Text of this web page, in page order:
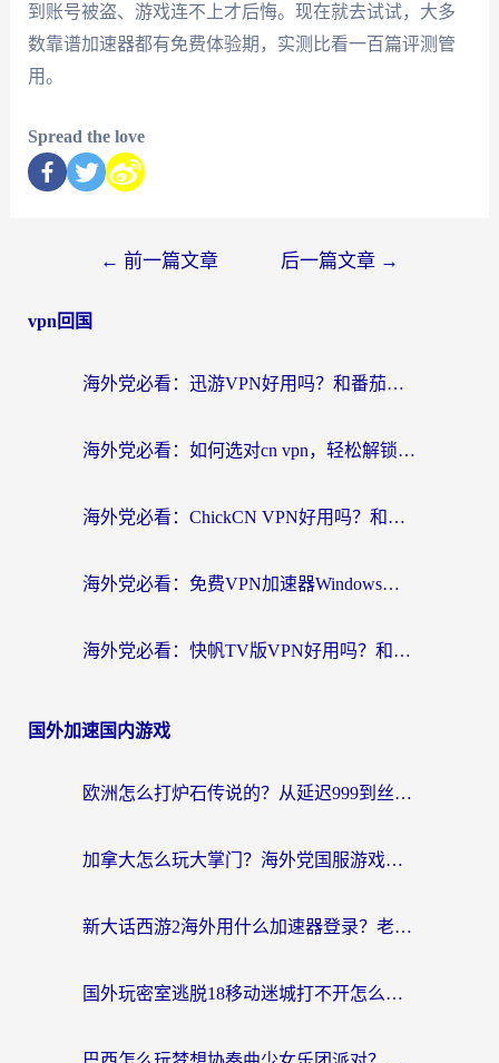
到账号被盗、游戏连不上才后悔。现在就去试试，大多
数靠谱加速器都有免费体验期，实测比看一百篇评测管
用。
Spread the love
← 前一篇文章 后一篇文章 →
vpn回国
海外党必看：迅游VPN好用吗？和番茄加速器VPN对比哪个回国效果更好？
海外党必看：如何选对cn vpn，轻松解锁国内影音游戏？
海外党必看：ChickCN VPN好用吗？和星河VPN对比哪个回国效果更好？附真实体验+避坑指南
海外党必看：免费VPN加速器Windows版怎么选？附真实测评与无缝访问国内资源指南
海外党必看：快帆TV版VPN好用吗？和hi龟龟VPN对比哪个回国效果更好？附免费加速器选择指南
国外加速国内游戏
欧洲怎么打炉石传说的？从延迟999到丝滑上分，我找到了靠谱加速器
加拿大怎么玩大掌门？海外党国服游戏加速避坑指南（附实用工具推荐）
新大话西游2海外用什么加速器登录？老玩家亲测有效的国服游戏加速指南
国外玩密室逃脱18移动迷城打不开怎么办？海外玩家亲测有效的解决指南